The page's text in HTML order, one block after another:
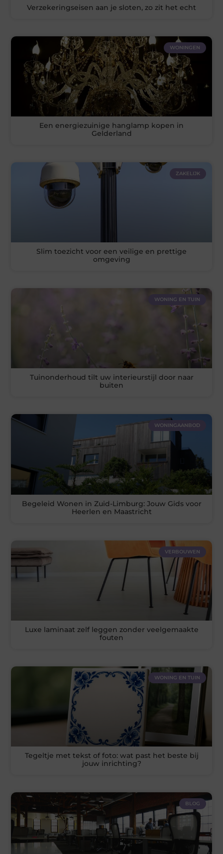
Verzekeringseisen aan je sloten, zo zit het echt
WONINGEN
Een energiezuinige hanglamp kopen in
Gelderland
ZAKELIJK
Slim toezicht voor een veilige en prettige
omgeving
WONING EN TUIN
Tuinonderhoud tilt uw interieurstijl door naar
buiten
WONINGAANBOD
Begeleid Wonen in Zuid-Limburg: Jouw Gids voor
Heerlen en Maastricht
VERBOUWEN
Luxe laminaat zelf leggen zonder veelgemaakte
fouten
WONING EN TUIN
Tegeltje met tekst of foto: wat past het beste bij
jouw inrichting?
BLOG